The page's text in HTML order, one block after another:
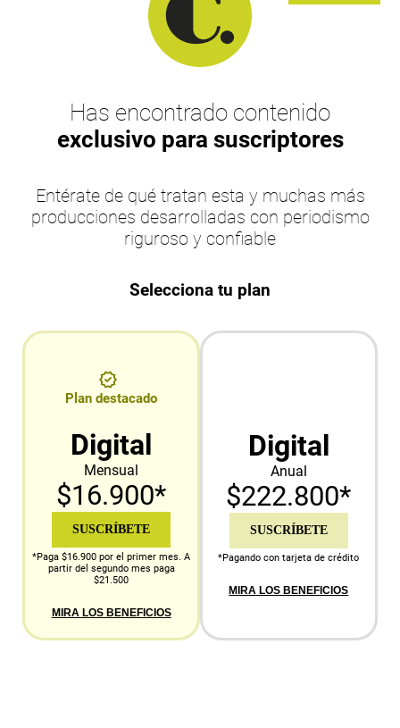
Has encontrado contenido
exclusivo para suscriptores
Entérate de qué tratan esta y muchas más
producciones desarrolladas con periodismo
riguroso y confiable
Selecciona tu plan
Plan destacado
Digital
Mensual
$16.900*
SUSCRÍBETE
*Paga $16.900 por el primer mes. A
partir del segundo mes paga
$21.500
MIRA LOS BENEFICIOS
Digital
Anual
$222.800*
SUSCRÍBETE
*Pagando con tarjeta de crédito
MIRA LOS BENEFICIOS